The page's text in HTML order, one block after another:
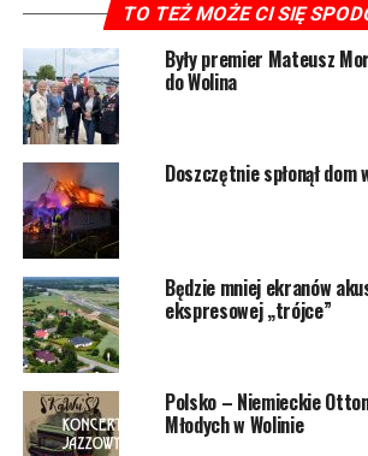
NASTĘPNY
Wspólne świętowanie na wolińskich
zdjęcia!
NIE PRZEGAP
Lato kreatywnie – wyniki konkursu
TO TEŻ MOŻE CI SIĘ
Były premier Mateusz
do Wolina
Doszczętnie spłonął dom
Będzie mniej ekranów
ekspresowej „trójce”
Polsko – Niemieckie
Młodych w Wolinie